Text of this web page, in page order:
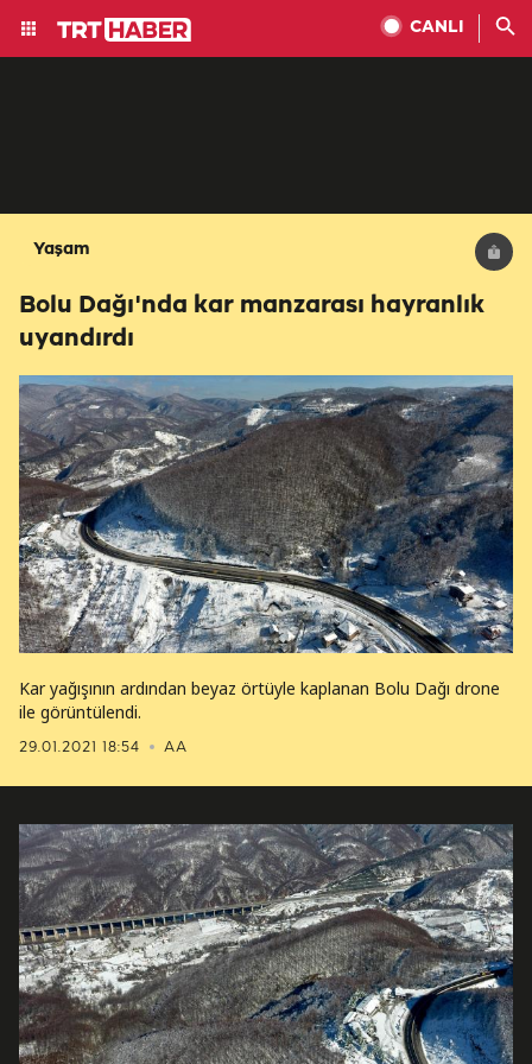
CANLI
Yaşam
Bolu Dağı'nda kar manzarası hayranlık
uyandırdı
29.01.2021 18:54 AA
Kar yağışının ardından beyaz örtüyle kaplanan Bolu Dağı drone
ile görüntülendi.